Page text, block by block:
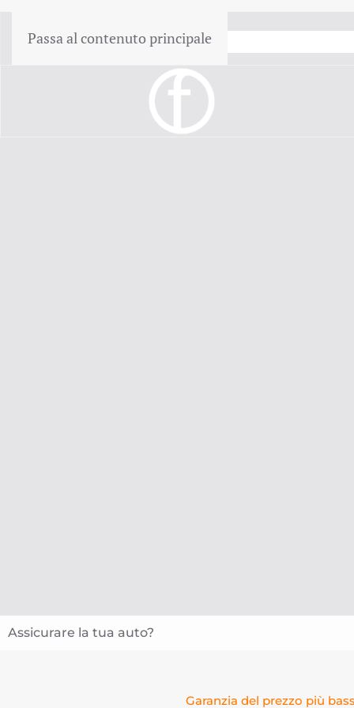
Passa al contenuto principaleGaranzia del prezzo più basso
Assicurare la tua auto?
Garanzia del prezzo più